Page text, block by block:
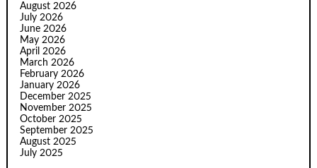
August 2026
July 2026
June 2026
May 2026
April 2026
March 2026
February 2026
January 2026
December 2025
November 2025
October 2025
September 2025
August 2025
July 2025